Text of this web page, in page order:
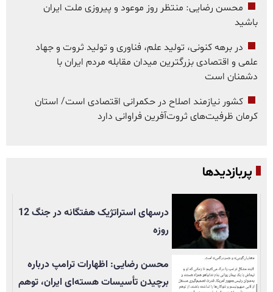
محسن رضایی: منتظر روز موعود و پیروزی ملت ایران
باشید
در برهه کنونی، تولید علم، فناوری و تولید ثروت و جهاد
علمی و اقتصادی بزرگترین میدان مقابله مردم ایران با
دشمنان است
کشور نیازمند اصلاح در حکمرانی اقتصادی است/ استان
کرمان ظرفیت‌های ثروت‌آفرین فراوانی دارد
پربازدیدها
درسهای استراتژیک هفتگانه در جنگ 12
روزه
محسن رضایی: اظهارات ترامپ درباره
برچیدن تأسيسات هسته‌ای ایران، توهم